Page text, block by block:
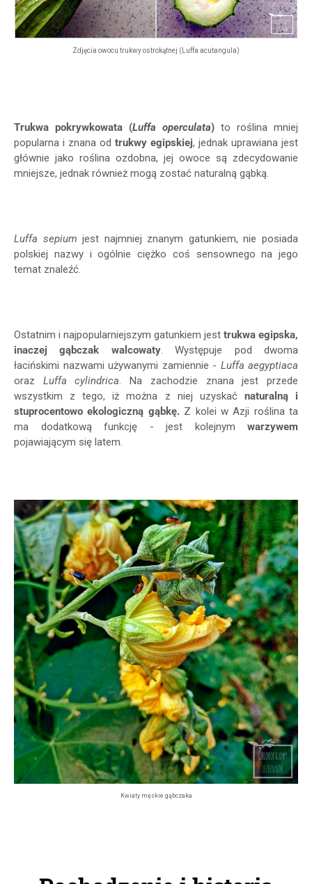
Zdjęcia owocu trukwy ostrokątnej (Luffa acutangula)
Trukwa pokrywkowata (Luffa operculata) to roślina mniej
popularna i znana od trukwy egipskiej, jednak uprawiana jest
głównie jako roślina ozdobna, jej owoce są zdecydowanie
mniejsze, jednak również mogą zostać naturalną gąbką.
Luffa sepium jest najmniej znanym gatunkiem, nie posiada
polskiej nazwy i ogólnie ciężko coś sensownego na jego
temat znaleźć.
Ostatnim i najpopularniejszym gatunkiem jest trukwa egipska,
inaczej gąbczak walcowaty. Występuje pod dwoma
łacińskimi nazwami używanymi zamiennie - Luffa aegyptiaca
oraz Luffa cylindrica. Na zachodzie znana jest przede
wszystkim z tego, iż można z niej uzyskać naturalną i
stuprocentowo ekologiczną gąbkę.Z kolei w Azji roślina ta
ma dodatkową funkcję - jest kolejnym warzywem
pojawiającym się latem.
Kwiaty męskie gąbczaka